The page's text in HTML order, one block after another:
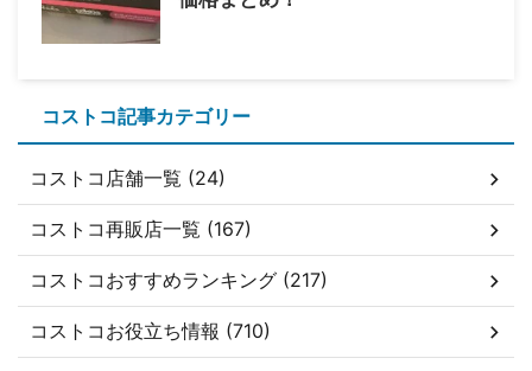
コストコ記事カテゴリー
コストコ店舗一覧 (24)
コストコ再販店一覧 (167)
コストコおすすめランキング (217)
コストコお役立ち情報 (710)